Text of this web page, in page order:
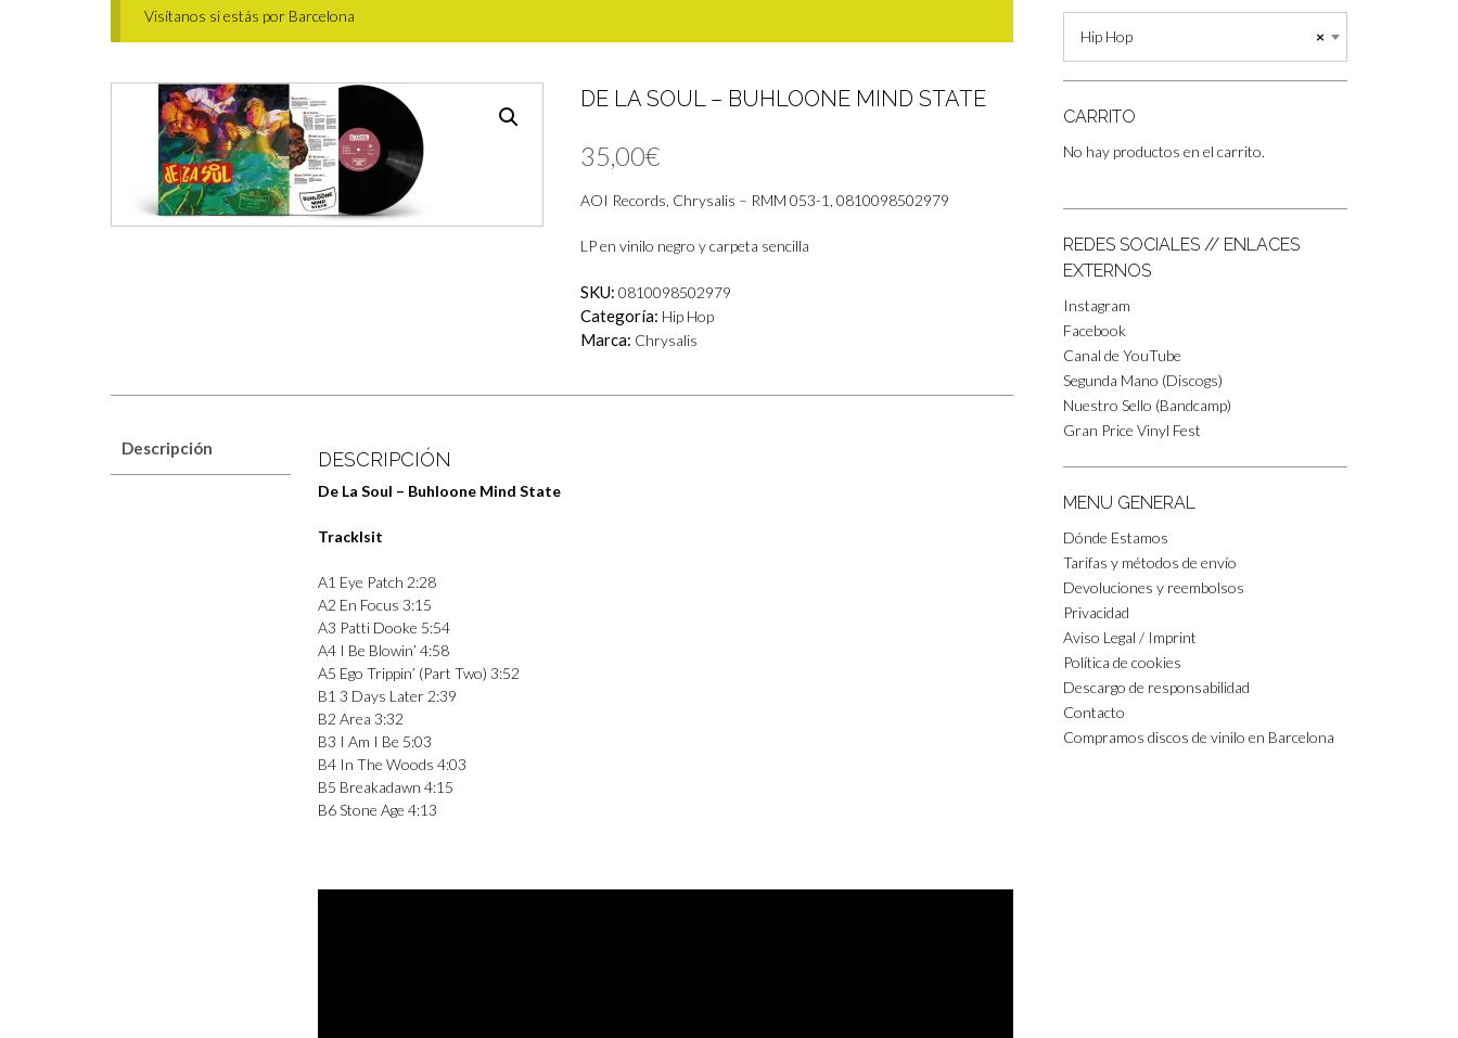
Visítanos si estás por Barcelona
DE LA SOUL – BUHLOONE MIND STATE
35,00€
AOI Records, Chrysalis – RMM 053-1, 0810098502979
LP en vinilo negro y carpeta sencilla
SKU: 0810098502979
Categoría: Hip Hop
Marca: Chrysalis
Descripción DESCRIPCIÓN
De La Soul – Buhloone Mind State
Tracklsit
A1 Eye Patch 2:28
A2 En Focus 3:15
A3 Patti Dooke 5:54
A4 I Be Blowin’ 4:58
A5 Ego Trippin’ (Part Two) 3:52
B1 3 Days Later 2:39
B2 Area 3:32
B3 I Am I Be 5:03
B4 In The Woods 4:03
B5 Breakadawn 4:15
B6 Stone Age 4:13
×
Hip Hop
CARRITO
No hay productos en el carrito.
REDES SOCIALES // ENLACES
EXTERNOS
Instagram
Facebook
Canal de YouTube
Segunda Mano (Discogs)
Nuestro Sello (Bandcamp)
Gran Price Vinyl Fest
MENU GENERAL
Dónde Estamos
Tarifas y métodos de envío
Devoluciones y reembolsos
Privacidad
Aviso Legal / Imprint
Política de cookies
Descargo de responsabilidad
Contacto
Compramos discos de vinilo en Barcelona